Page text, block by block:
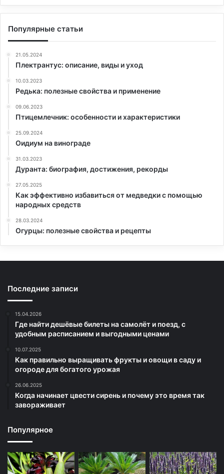
Популярные статьи
21.05.2024
Плектрантус: описание, виды и уход
10.03.2023
Редька: полезные свойства и применение
09.06.2023
Птицемлечник: особенности и характеристики
25.09.2024
Оидиум на винограде
31.03.2023
Дуранта: биография, достижения, рекорды
27.05.2025
Как эффективно избавиться от медведки с помощью
народных средств
28.03.2024
Огурцы: полезные свойства и рецепты
Последние записи
15.04.2026
Где найти дешёвые билеты на самолёт и поезд, с
удобным расписанием и выгодными ценами
10.07.2025
Как правильно выращивать фрукты и овощи в саду и
огороде для богатого урожая
26.06.2025
Когда начинает цвести сирень и почему это время так
завораживает
Популярное